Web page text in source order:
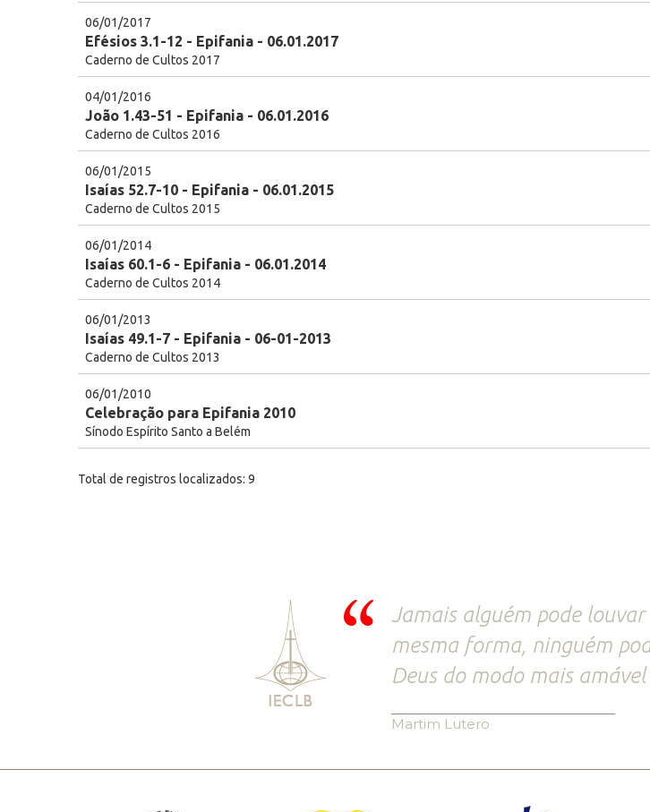
06/01/2017
Efésios 3.1-12 - Epifania - 06.01.2017
Caderno de Cultos 2017
04/01/2016
João 1.43-51 - Epifania - 06.01.2016
Caderno de Cultos 2016
06/01/2015
Isaías 52.7-10 - Epifania - 06.01.2015
Caderno de Cultos 2015
06/01/2014
Isaías 60.1-6 - Epifania - 06.01.2014
Caderno de Cultos 2014
06/01/2013
Isaías 49.1-7 - Epifania - 06-01-2013
Caderno de Cultos 2013
06/01/2010
Celebração para Epifania 2010
Sínodo Espírito Santo a Belém
Total de registros localizados: 9
Jamais alguém pode
mesma forma, ninguém
Deus do modo mais
Martim Lutero